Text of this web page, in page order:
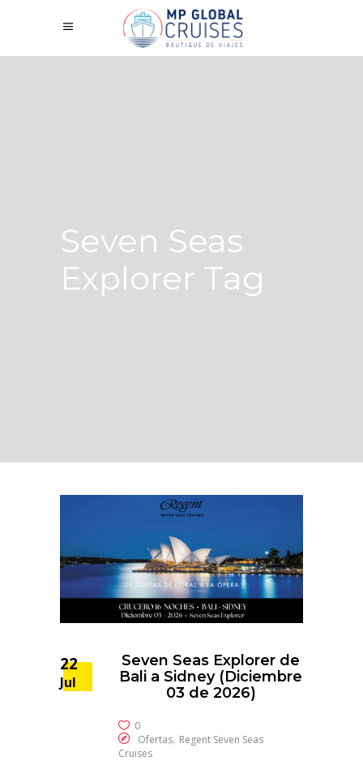
Seven Seas
Explorer Tag
22
Jul
Seven Seas Explorer de
Bali a Sidney (Diciembre
03 de 2026)
0
Ofertas, Regent Seven Seas
Cruises